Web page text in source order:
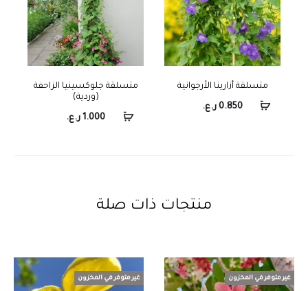
متسلقة أزارينا الأرجوانية
0.850 ر.ع.
متسلقة جلوكسينيا الزاحفة
(وردية)
1.000 ر.ع.
منتجات ذات صلة
غير متوفر في المخزون غير متوفر في المخزون